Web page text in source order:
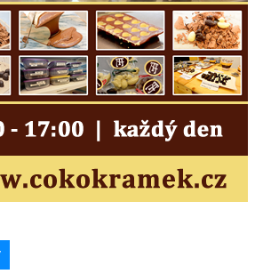
Garrigue Masaryka
Budějovicích
biskupské rezidenci v
Hloucha na
v Českých
na Náměstí v
obcí Kamenný